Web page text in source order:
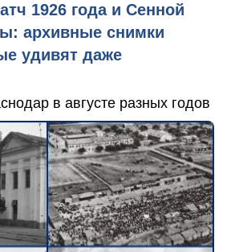
1926 года и Сенной
архивные снимки
удивят даже
в августе разных годов